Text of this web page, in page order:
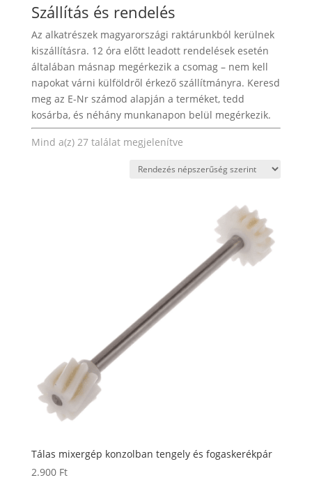
Szállítás és rendelés
Az alkatrészek magyarországi raktárunkból kerülnek
kiszállításra. 12 óra előtt leadott rendelések esetén
általában másnap megérkezik a csomag – nem kell
napokat várni külföldről érkező szállítmányra. Keresd
meg az E-Nr számod alapján a terméket, tedd
kosárba, és néhány munkanapon belül megérkezik.
Mind a(z) 27 találat megjelenítveSorted
popularity
Tálas mixergép konzolban tengely és fogaskerékpár
2.900 Ft